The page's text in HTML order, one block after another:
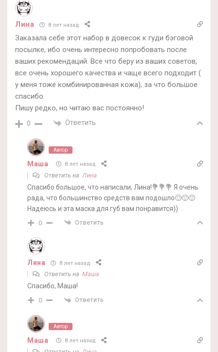
Лина 8 лет назад
Заказала себе этот набор в довесок к гуди бэговой
посылке, ибо очень интересно попробовать после
ваших рекомендаций. Все что беру из ваших советов,
все очень хорошего качества и чаще всего подходит (
у меня тоже комбинированная кожа), за что большое
спасибо.
Пишу редко, но читаю вас постоянно!
0 Ответить
Автор
Маша 8 лет назад
Ответить на Лина
Спасибо большое, что написали, Лина!💐💐💐 Я очень
рада, что большинство средств вам подошло🙂🙂🙂
Надеюсь и эта маска для губ вам понравится))
0 Ответить
Лина 8 лет назад
Ответить на Маша
Спасибо, Маша!
0 Ответить
Автор
Маша 8 лет назад